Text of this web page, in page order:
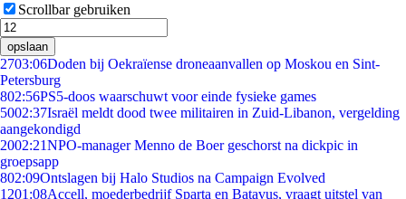
Scrollbar gebruiken
opslaan
2703:06Doden bij Oekraïense droneaanvallen op Moskou en Sint-
Petersburg
802:56PS5-doos waarschuwt voor einde fysieke games
5002:37Israël meldt dood twee militairen in Zuid-Libanon, vergelding
aangekondigd
2002:21NPO-manager Menno de Boer geschorst na dickpic in
groepsapp
802:09Ontslagen bij Halo Studios na Campaign Evolved
1201:08Accell, moederbedrijf Sparta en Batavus, vraagt uitstel van